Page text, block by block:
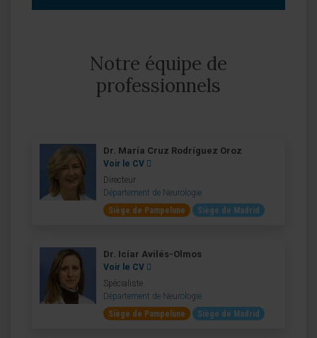
Notre équipe de
professionnels
Dr. María Cruz Rodríguez Oroz
Voir le CV
Directeur
Département de Neurologie
Siège de Pampelune
Siège de Madrid
Dr. Icíar Avilés-Olmos
Voir le CV
Spécialiste
Département de Neurologie
Siège de Pampelune
Siège de Madrid